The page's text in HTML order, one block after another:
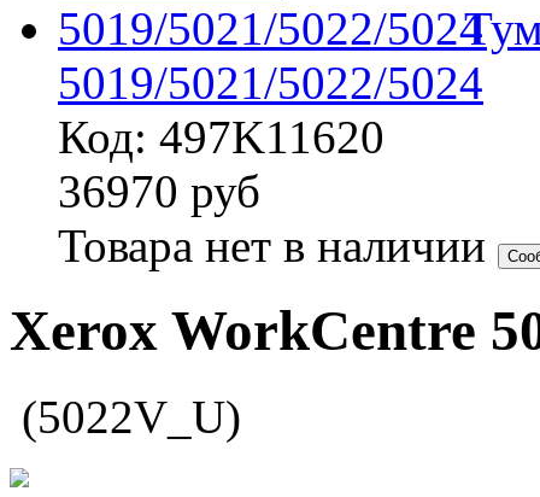
5019/5021/5022/5024
Код: 497K11620
36970 руб
Товара нет в наличии
Xerox WorkCentre
(5022V_U)